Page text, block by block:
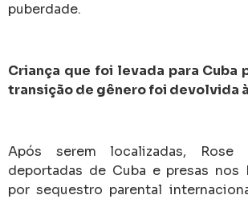
puberdade.
Criança que foi levada para Cuba
transição de gênero foi devolvida
Após serem localizadas,
deportadas de Cuba e presas nos
por sequestro parental